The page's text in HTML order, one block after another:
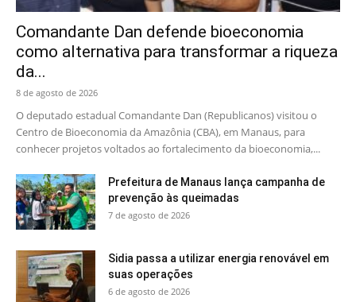
Comandante Dan defende bioeconomia
como alternativa para transformar a riqueza
da...
8 de agosto de 2026
O deputado estadual Comandante Dan (Republicanos) visitou o
Centro de Bioeconomia da Amazônia (CBA), em Manaus, para
conhecer projetos voltados ao fortalecimento da bioeconomia,...
Prefeitura de Manaus lança campanha de
prevenção às queimadas
7 de agosto de 2026
Sidia passa a utilizar energia renovável em
suas operações
6 de agosto de 2026